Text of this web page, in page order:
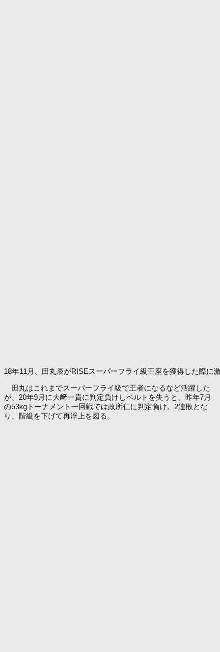
18年11月、田丸辰がRISEスーパーフライ級王座を獲得した際に
田丸はこれまでスーパーフライ級で王者になるなど活躍した
が、20年9月に大﨑一貴に判定負けしベルトを失うと、昨年7月
の53kgトーナメント一回戦では政所仁に判定負け。2連敗とな
り、階級を下げて再浮上を図る。